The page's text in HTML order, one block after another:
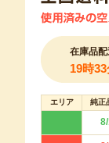
在庫品配
19時
エリア 純正